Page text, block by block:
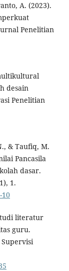
A. (2023).
Penelitian
desain
Penelitian
& Taufiq, M.
Pancasila
dasar.
1.
10
literatur
guru.